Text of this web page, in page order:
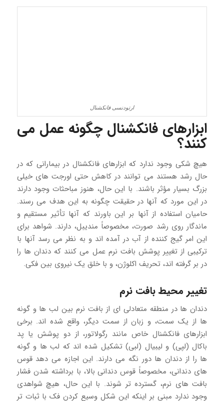
ارتودنسی فانکشنال
ابزارهای فانکشنال چگونه عمل می
کنند؟
هیچ شکی وجود ندارد که ابزارهای فانکشنال در بیمارانی که در
حال رشد هستند می توانند در کاهش حتی اورجت های خیلی
بزرگ بسیار مؤثر باشند. با این حال، هنوز مباحثات وجود دارند
در این مورد که آنها در حقیقت چگونه به این هدف می رسند.
حامیان استفاده از آنها بر این باورند که آنها تأثیر مستقیم و
ماندگار روی رشد صورت، مخصوصاً مندیبل، دارند. شواهد برای
این امر گیج کننده از آب در آمده اند و به نظر می رسد آنها با
ترکیبی از تغییر پوشش بافت نرم عمل می کنند که دندان ها را
در بر گرفته اند، تحریف اکلوژن، و با خلق یک نیروی بین فکی.
تغییر محیط بافت نرم
دندان ها در منطقه متعادلی ای از بافت نرم بین لب ها و گونه
ها از یک سمت، و زبان از سمت دیگر، واقع شده اند. برخی
ابزارهای فانکشنال خاص مانند رگولاتور، از دو پوشش یا پد
باکال (لپی) و لیبیال (لبی) تشکیل شده اند که لب ها و گونه
ها را از دندان ها دور نگه می دارند. این اجازه می دهد قوس
های دندانی، مخصوصاً قوس دندانی بالا، با برداشته شدن فشار
بافت های نرم، گسترده تر شوند. با این حال، هیچ شواهدی
وجود ندارد مبنی بر اینکه این شکل وسیع کردن فک با ثبات تر